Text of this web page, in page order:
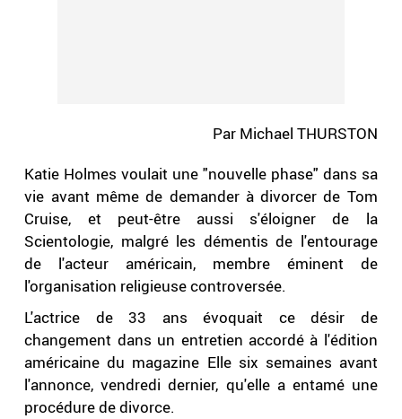
Par Michael THURSTON
Katie Holmes voulait une "nouvelle phase" dans sa
vie avant même de demander à divorcer de Tom
Cruise, et peut-être aussi s'éloigner de la
Scientologie, malgré les démentis de l'entourage
de l'acteur américain, membre éminent de
l'organisation religieuse controversée.
L'actrice de 33 ans évoquait ce désir de
changement dans un entretien accordé à l'édition
américaine du magazine Elle six semaines avant
l'annonce, vendredi dernier, qu'elle a entamé une
procédure de divorce.